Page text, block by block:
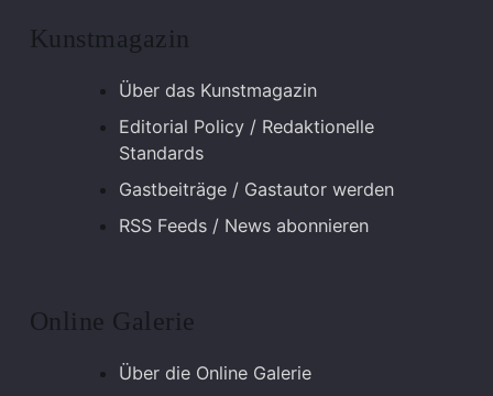
Kunstmagazin
Über das Kunstmagazin
Editorial Policy / Redaktionelle
Standards
Gastbeiträge / Gastautor werden
RSS Feeds / News abonnieren
Online Galerie
Über die Online Galerie